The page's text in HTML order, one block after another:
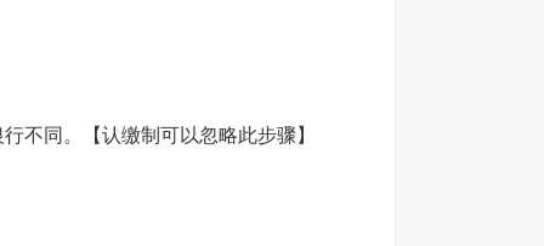
不同。【认缴制可以忽略此步骤】